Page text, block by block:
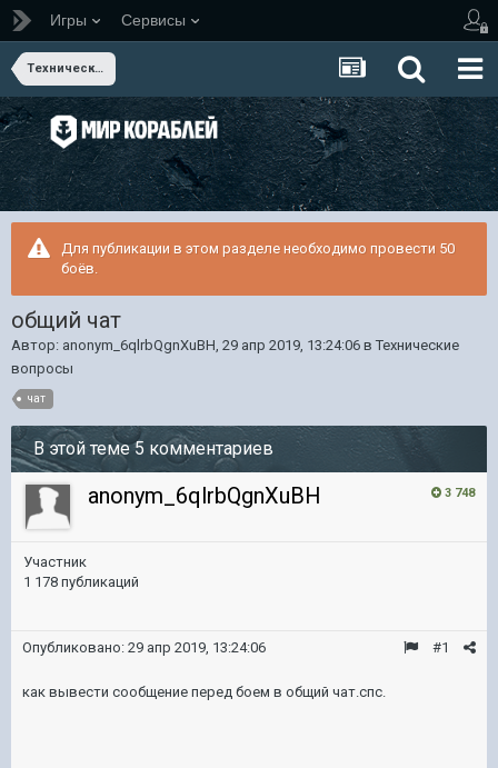
Игры Сервисы
Технические вопросы
Для публикации в этом разделе необходимо провести 50
боёв.
общий чат
Автор: anonym_6qlrbQgnXuBH, 29 апр 2019, 13:24:06 в Технические
вопросы
чат
В этой теме 5 комментариев
3 748
anonym_6qlrbQgnXuBH
Участник
1 178 публикаций
#1
Опубликовано: 29 апр 2019, 13:24:06
как вывести сообщение перед боем в общий чат.спс.